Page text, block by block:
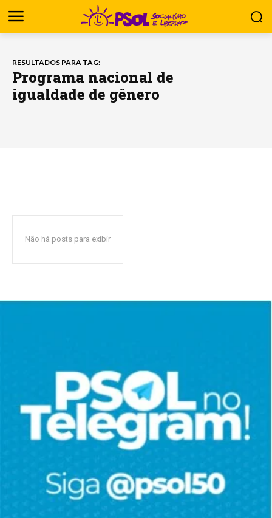
RESULTADOS PARA TAG:
Programa nacional de
igualdade de gênero
Não há posts para exibir